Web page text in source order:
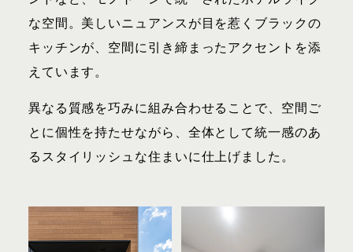
な空間。美しいニュアンスが目を惹くブラックの
キッチンが、空間に引き締まったアクセントを添
えています。
異なる質感を巧みに組み合わせることで、空間ご
とに個性を持たせながら、全体として統一感のあ
るスタイリッシュな住まいに仕上げました。